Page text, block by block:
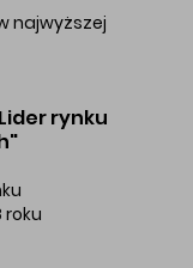
najwyższej
rynku